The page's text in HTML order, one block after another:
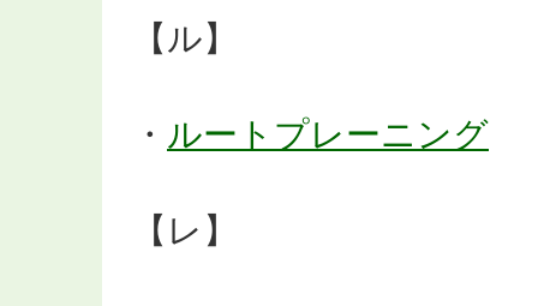
【ル】
・ ルートプレーニング
【レ】